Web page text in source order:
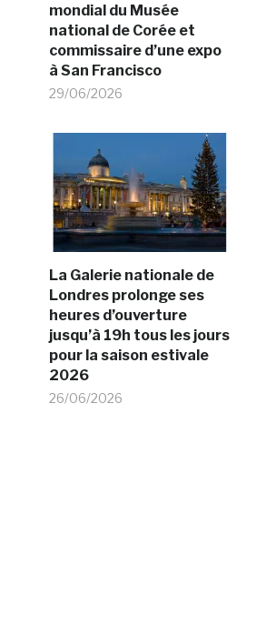
mondial du Musée
national de Corée et
commissaire d’une expo
à San Francisco
29/06/2026
La Galerie nationale de
Londres prolonge ses
heures d’ouverture
jusqu’à 19h tous les jours
pour la saison estivale
2026
26/06/2026